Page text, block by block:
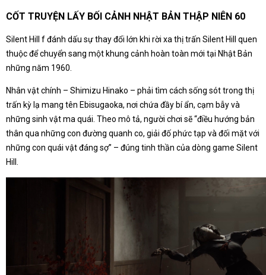
CỐT TRUYỆN LẤY BỐI CẢNH NHẬT BẢN THẬP NIÊN 60
Silent Hill f đánh dấu sự thay đổi lớn khi rời xa thị trấn Silent Hill quen
thuộc để chuyển sang một khung cảnh hoàn toàn mới tại Nhật Bản
những năm 1960.
Nhân vật chính – Shimizu Hinako – phải tìm cách sống sót trong thị
trấn kỳ lạ mang tên Ebisugaoka, nơi chứa đầy bí ẩn, cạm bẫy và
những sinh vật ma quái. Theo mô tả, người chơi sẽ “điều hướng bản
thân qua những con đường quanh co, giải đố phức tạp và đối mặt với
những con quái vật đáng sợ” – đúng tinh thần của dòng game Silent
Hill.